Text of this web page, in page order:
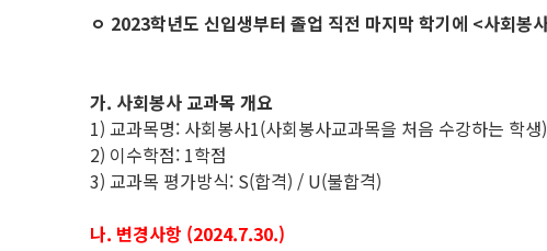
ㅇ 2023학년도 신입생부터 졸업 직전 마지막 학기에 <사회
가. 사회봉사 교과목 개요
1) 교과목명: 사회봉사1(사회봉사교과목을 처음 수강하는 학
2) 이수학점: 1학점
3) 교과목 평가방식: S(합격) / U(불합격)
나. 변경사항 (2024.7.30.)